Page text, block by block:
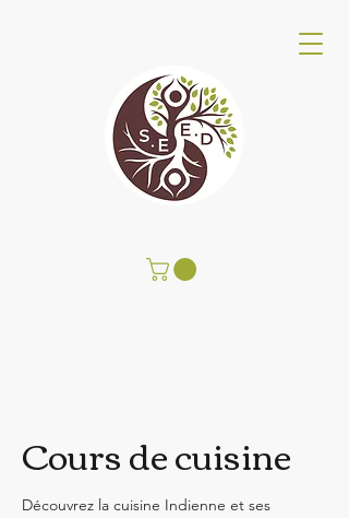
Cours de cuisine
Découvrez la cuisine Indienne et ses